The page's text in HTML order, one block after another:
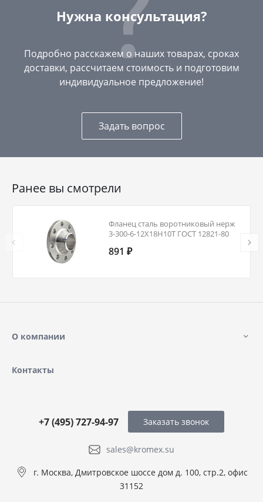
Нужна консультация?
Подробно расскажем о наших товарах, сроках
доставки, рассчитаем стоимость и подготовим
индивидуальное предложение!
Задать вопрос
Ранее вы смотрели
Фланец сталь воротниковый нерж
3-300-6-12Х18Н10Т ГОСТ 12821-80
891 ₽
О компании
Контакты
sales@kromex.su
+7 (495) 727-94-97
г. Москва, Дмитровское шоссе дом д. 100, стр.2, офис
31152
Заказать звонок